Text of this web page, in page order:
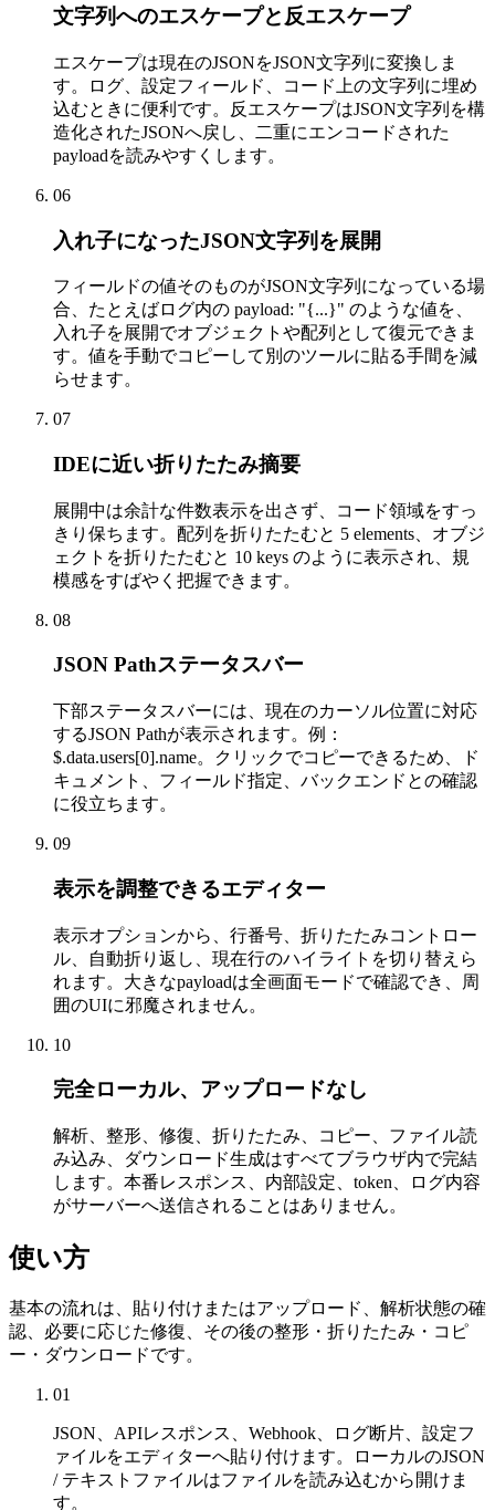
文字列へのエスケープと反エスケープ
エスケープは現在のJSONをJSON文字列に変換しま
す。ログ、設定フィールド、コード上の文字列に埋め
込むときに便利です。反エスケープはJSON文字列を構
造化されたJSONへ戻し、二重にエンコードされた
payloadを読みやすくします。
06
入れ子になったJSON文字列を展開
フィールドの値そのものがJSON文字列になっている場
合、たとえばログ内の payload: "{...}" のような値を、
入れ子を展開でオブジェクトや配列として復元できま
す。値を手動でコピーして別のツールに貼る手間を減
らせます。
07
IDEに近い折りたたみ摘要
展開中は余計な件数表示を出さず、コード領域をすっ
きり保ちます。配列を折りたたむと 5 elements、オブジ
ェクトを折りたたむと 10 keys のように表示され、規
模感をすばやく把握できます。
08
JSON Pathステータスバー
下部ステータスバーには、現在のカーソル位置に対応
するJSON Pathが表示されます。例：
$.data.users[0].name。クリックでコピーできるため、ド
キュメント、フィールド指定、バックエンドとの確認
に役立ちます。
09
表示を調整できるエディター
表示オプションから、行番号、折りたたみコントロー
ル、自動折り返し、現在行のハイライトを切り替えら
れます。大きなpayloadは全画面モードで確認でき、周
囲のUIに邪魔されません。
10
完全ローカル、アップロードなし
解析、整形、修復、折りたたみ、コピー、ファイル読
み込み、ダウンロード生成はすべてブラウザ内で完結
します。本番レスポンス、内部設定、token、ログ内容
がサーバーへ送信されることはありません。
使い方
基本の流れは、貼り付けまたはアップロード、解析状態の確
認、必要に応じた修復、その後の整形・折りたたみ・コピ
ー・ダウンロードです。
01
JSON、APIレスポンス、Webhook、ログ断片、設定フ
ァイルをエディターへ貼り付けます。ローカルのJSON
/ テキストファイルはファイルを読み込むから開けま
す。